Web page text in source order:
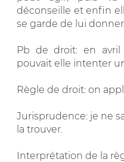
déconseille et enfin
se garde de lui donner
Pb de droit: en avril
pouvait elle intenter
Règle de droit: on
Jurisprudence: je ne
la trouver.
Interprétation de la